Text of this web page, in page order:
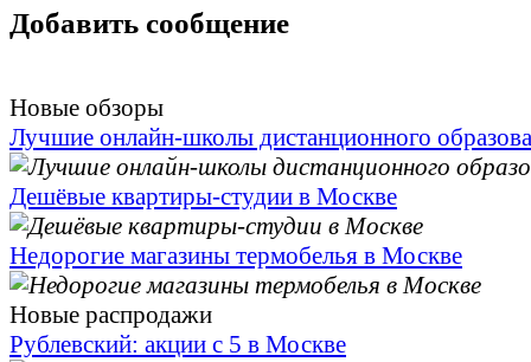
Добавить сообщение
Новые обзоры
Лучшие онлайн-школы дистанционного
Дешёвые квартиры-студии в Москве
Недорогие магазины термобелья в Москве
Новые распродажи
Рублевский: акции с 5 в Москве